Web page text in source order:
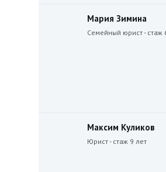
Мария Зимина
Семейный юрист - стаж
Максим Куликов
Юрист - стаж 9 лет